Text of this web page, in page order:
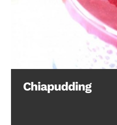
Chiapudding